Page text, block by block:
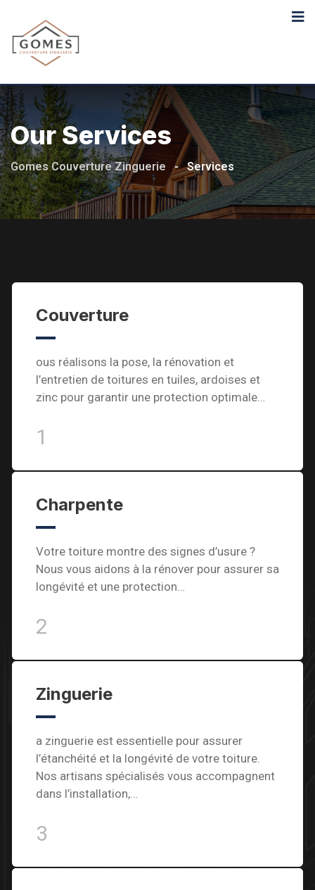
content
Our Services
Gomes Couverture Zinguerie - Services
Couverture
ous réalisons la pose, la rénovation et
l’entretien de toitures en tuiles, ardoises et
zinc pour garantir une protection optimale…
1
Charpente
Votre toiture montre des signes d’usure ?
Nous vous aidons à la rénover pour assurer sa
longévité et une protection…
2
Zinguerie
a zinguerie est essentielle pour assurer
l’étanchéité et la longévité de votre toiture.
Nos artisans spécialisés vous accompagnent
dans l’installation,…
3